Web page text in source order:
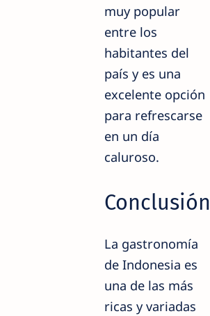
muy popular
entre los
habitantes del
país y es una
excelente opción
para refrescarse
en un día
caluroso.
Conclusión
La gastronomía
de Indonesia es
una de las más
ricas y variadas